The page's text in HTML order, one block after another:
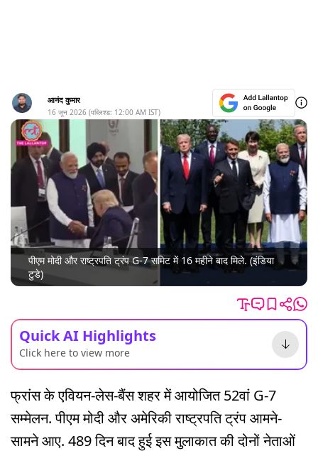
आनंद कुमार
16 जून 2026 (पब्लिश्ड: 12:00 AM IST)
पीएम मोदी और राष्ट्रपति ट्रंप G-7 समिट में 16 महीने बाद मिले. (इंडिया
टुडे)
Quick AI Highlights
Click here to view more
फ्रांस के एवियन-लेस-बैंस शहर में आयोजित 52वां G-7
सम्मेलन. पीएम मोदी और अमेरिकी राष्ट्रपति ट्रंप आमने-
सामने आए. 489 दिन बाद हुई इस मुलाकात की दोनों नेताओं